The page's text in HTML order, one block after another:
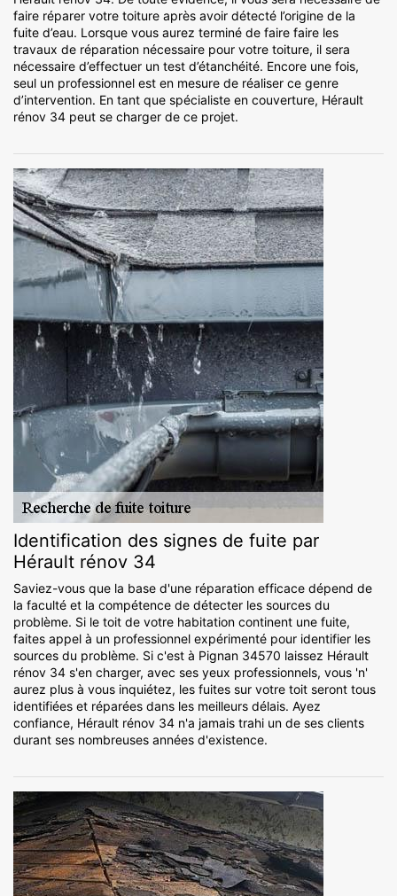
faire réparer votre toiture après avoir détecté l’origine de la
fuite d’eau. Lorsque vous aurez terminé de faire faire les
travaux de réparation nécessaire pour votre toiture, il sera
nécessaire d’effectuer un test d’étanchéité. Encore une fois,
seul un professionnel est en mesure de réaliser ce genre
d’intervention. En tant que spécialiste en couverture, Hérault
rénov 34 peut se charger de ce projet.
Identification des signes de fuite par
Hérault rénov 34
Saviez-vous que la base d'une réparation efficace dépend de
la faculté et la compétence de détecter les sources du
problème. Si le toit de votre habitation continent une fuite,
faites appel à un professionnel expérimenté pour identifier les
sources du problème. Si c'est à Pignan 34570 laissez Hérault
rénov 34 s'en charger, avec ses yeux professionnels, vous 'n'
aurez plus à vous inquiétez, les fuites sur votre toit seront tous
identifiées et réparées dans les meilleurs délais. Ayez
confiance, Hérault rénov 34 n'a jamais trahi un de ses clients
durant ses nombreuses années d'existence.